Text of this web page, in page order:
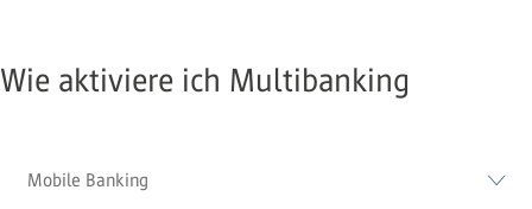
Wie aktiviere ich Multibanking
Mobile Banking